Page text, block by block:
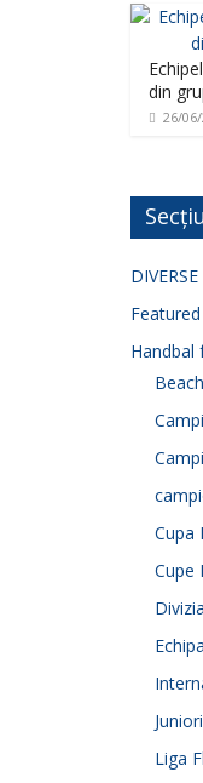
din
26/
DIVERSE
Featured
Handbal
Cupa
Cupe
Juniori
Liga